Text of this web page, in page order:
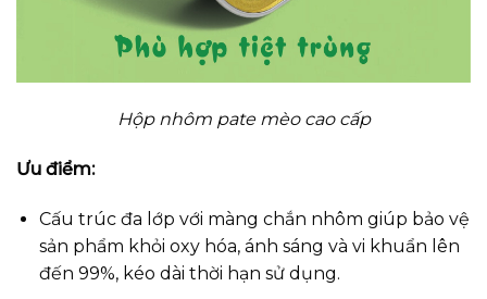
Hộp nhôm pate mèo cao cấp
Ưu điểm:
Cấu trúc đa lớp với màng chắn nhôm giúp bảo vệ
sản phẩm khỏi oxy hóa, ánh sáng và vi khuẩn lên
đến 99%, kéo dài thời hạn sử dụng.